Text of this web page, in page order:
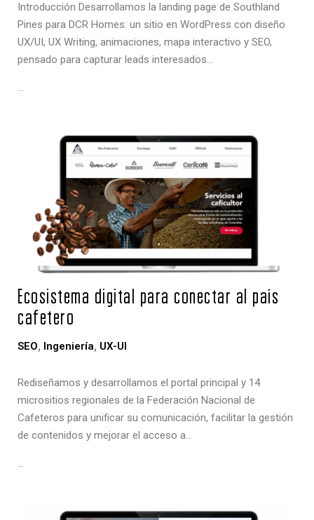
Introducción Desarrollamos la landing page de Southland
Pines para DCR Homes: un sitio en WordPress con diseño
UX/UI, UX Writing, animaciones, mapa interactivo y SEO,
pensado para capturar leads interesados…
…
Ecosistema digital para conectar al país
cafetero
SEO, Ingeniería, UX-UI
Rediseñamos y desarrollamos el portal principal y 14
micrositios regionales de la Federación Nacional de
Cafeteros para unificar su comunicación, facilitar la gestión
de contenidos y mejorar el acceso a…
…